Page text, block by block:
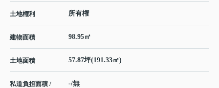
土地権利 所有権
建物面積 98.95㎡
土地面積 57.87坪(191.33㎡)
私道負担面積 /
-/無